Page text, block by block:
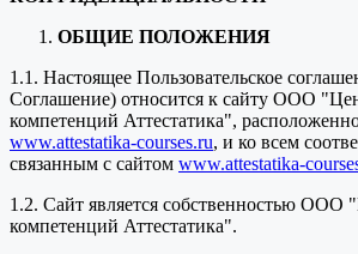
ОБЩИЕ ПОЛОЖЕНИЯ
1.1. Настоящее Пользовательское
Соглашение) относится к сайту ООО
компетенций Аттестатика",
www.attestatika-courses.ru, и ко всем
связанным с сайтом www.attestatika-
1.2. Сайт является собственностью ООО
компетенций Аттестатика".